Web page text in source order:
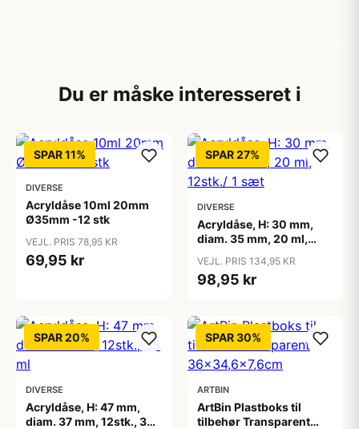
Du er måske interesseret i
SPAR 11%
DIVERSE
Acryldåse 10ml 20mm
Ø35mm -12 stk
VEJL. PRIS 78,95 KR
69,95 kr
SPAR 27%
DIVERSE
Acryldåse, H: 30 mm,
diam. 35 mm, 20 ml,
VEJL. PRIS 134,95 KR
98,95 kr
SPAR 20%
DIVERSE
Acryldåse, H: 47 mm,
diam. 37 mm, 12stk., 35
SPAR 30%
ARTBIN
ArtBin Plastboks til
tilbehør Transparent